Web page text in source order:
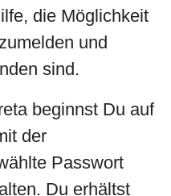
die Möglichkeit
und
sind.
beginnst Du auf
der
Passwort
Du erhältst